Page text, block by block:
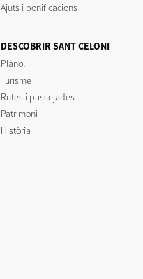
Ajuts i bonificacions
DESCOBRIR SANT CELONI
Plànol
Turisme
Rutes i passejades
Patrimoni
Història